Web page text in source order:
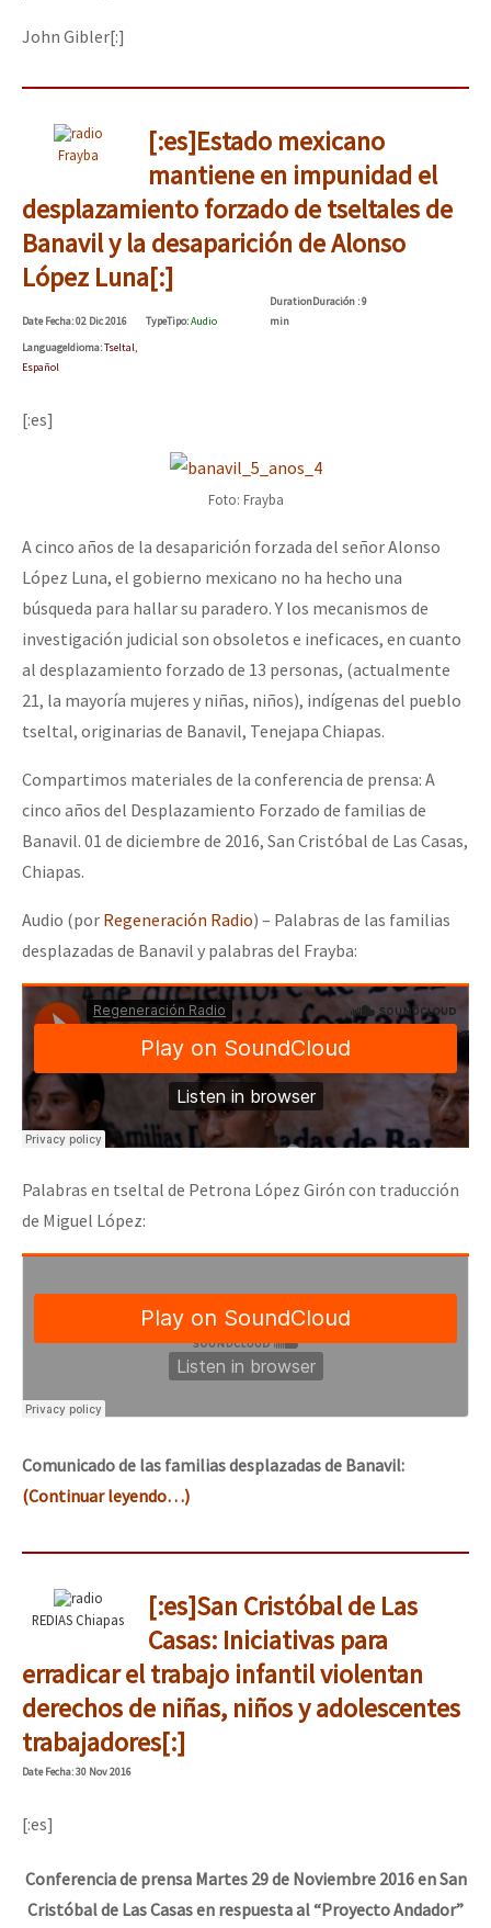
John Gibler[:]
Frayba
[:es]Estado mexicano
mantiene en impunidad el
desplazamiento forzado de tseltales de
Banavil y la desaparición de Alonso
López Luna[:]
DateFecha: 02 Dic 2016 TypeTipo:Audio
DurationDuración: 9
min
LanguageIdioma:Tseltal,
Español
[:es]
Foto: Frayba
A cinco años de la desaparición forzada del señor Alonso
López Luna, el gobierno mexicano no ha hecho una
búsqueda para hallar su paradero. Y los mecanismos de
investigación judicial son obsoletos e ineficaces, en cuanto
al desplazamiento forzado de 13 personas, (actualmente
21, la mayoría mujeres y niñas, niños), indígenas del pueblo
tseltal, originarias de Banavil, Tenejapa Chiapas.
Compartimos materiales de la conferencia de prensa: A
cinco años del Desplazamiento Forzado de familias de
Banavil. 01 de diciembre de 2016, San Cristóbal de Las Casas,
Chiapas.
Audio (por Regeneración Radio) – Palabras de las familias
desplazadas de Banavil y palabras del Frayba:
Palabras en tseltal de Petrona López Girón con traducción
de Miguel López:
Comunicado de las familias desplazadas de Banavil:
(Continuar leyendo…)
REDIAS Chiapas
[:es]San Cristóbal de Las
Casas: Iniciativas para
erradicar el trabajo infantil violentan
derechos de niñas, niños y adolescentes
trabajadores[:]
DateFecha: 30 Nov 2016
[:es]
Conferencia de prensa Martes 29 de Noviembre 2016 en San
Cristóbal de Las Casas en respuesta al “Proyecto Andador”